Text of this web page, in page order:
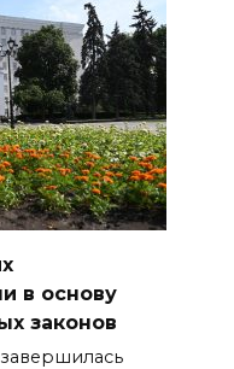
в основу
законов